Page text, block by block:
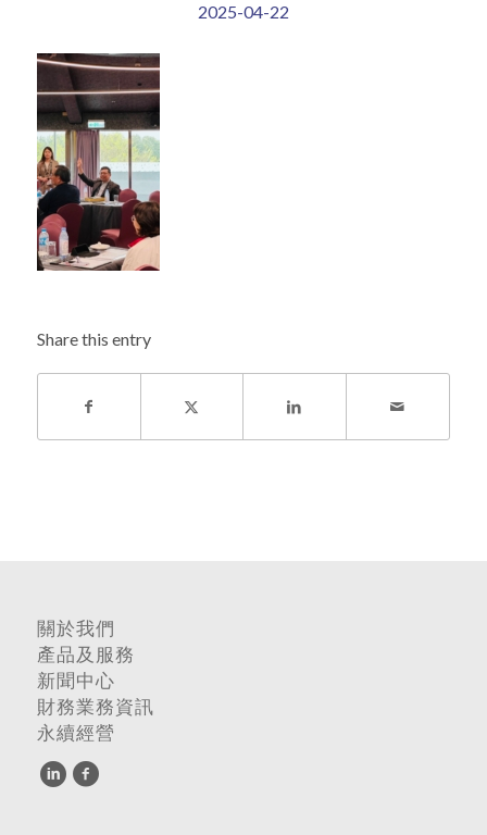
2025-04-22
Share this entry
關於我們
產品及服務
新聞中心
財務業務資訊
永續經營